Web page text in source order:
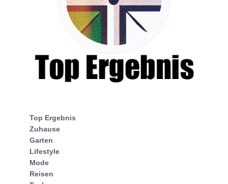
Top Ergebnis
Zuhause
Garten
Lifestyle
Mode
Reisen